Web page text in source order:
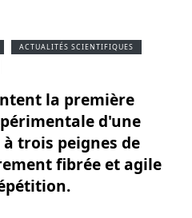
ACTUALITÉS SCIENTIFIQUES
la première
d'une
trois peignes de
fibrée et agile